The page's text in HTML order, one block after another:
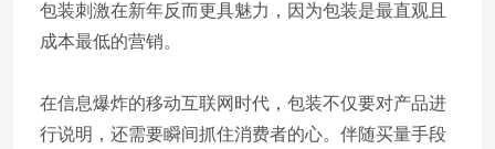
包装刺激在新年反而更具魅力，因为包装是最直观且
成本最低的营销。
在信息爆炸的移动互联网时代，包装不仅要对产品进
行说明，还需要瞬间抓住消费者的心。伴随买量手段